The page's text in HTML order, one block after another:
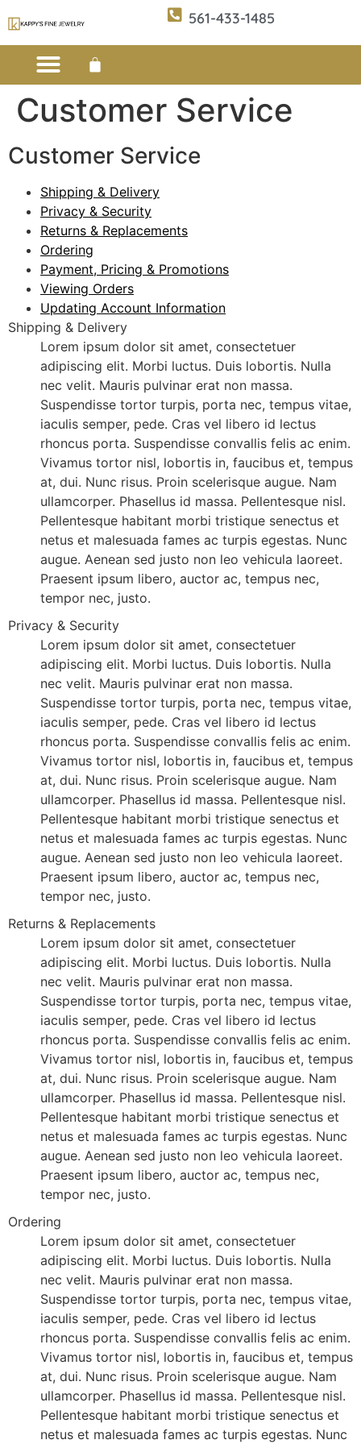
561-433-1485
Customer Service
Customer Service
Shipping & Delivery
Privacy & Security
Returns & Replacements
Ordering
Payment, Pricing & Promotions
Viewing Orders
Updating Account Information
Shipping & Delivery
Lorem ipsum dolor sit amet, consectetuer
adipiscing elit. Morbi luctus. Duis lobortis. Nulla
nec velit. Mauris pulvinar erat non massa.
Suspendisse tortor turpis, porta nec, tempus vitae,
iaculis semper, pede. Cras vel libero id lectus
rhoncus porta. Suspendisse convallis felis ac enim.
Vivamus tortor nisl, lobortis in, faucibus et, tempus
at, dui. Nunc risus. Proin scelerisque augue. Nam
ullamcorper. Phasellus id massa. Pellentesque nisl.
Pellentesque habitant morbi tristique senectus et
netus et malesuada fames ac turpis egestas. Nunc
augue. Aenean sed justo non leo vehicula laoreet.
Praesent ipsum libero, auctor ac, tempus nec,
tempor nec, justo.
Privacy & Security
Lorem ipsum dolor sit amet, consectetuer
adipiscing elit. Morbi luctus. Duis lobortis. Nulla
nec velit. Mauris pulvinar erat non massa.
Suspendisse tortor turpis, porta nec, tempus vitae,
iaculis semper, pede. Cras vel libero id lectus
rhoncus porta. Suspendisse convallis felis ac enim.
Vivamus tortor nisl, lobortis in, faucibus et, tempus
at, dui. Nunc risus. Proin scelerisque augue. Nam
ullamcorper. Phasellus id massa. Pellentesque nisl.
Pellentesque habitant morbi tristique senectus et
netus et malesuada fames ac turpis egestas. Nunc
augue. Aenean sed justo non leo vehicula laoreet.
Praesent ipsum libero, auctor ac, tempus nec,
tempor nec, justo.
Returns & Replacements
Lorem ipsum dolor sit amet, consectetuer
adipiscing elit. Morbi luctus. Duis lobortis. Nulla
nec velit. Mauris pulvinar erat non massa.
Suspendisse tortor turpis, porta nec, tempus vitae,
iaculis semper, pede. Cras vel libero id lectus
rhoncus porta. Suspendisse convallis felis ac enim.
Vivamus tortor nisl, lobortis in, faucibus et, tempus
at, dui. Nunc risus. Proin scelerisque augue. Nam
ullamcorper. Phasellus id massa. Pellentesque nisl.
Pellentesque habitant morbi tristique senectus et
netus et malesuada fames ac turpis egestas. Nunc
augue. Aenean sed justo non leo vehicula laoreet.
Praesent ipsum libero, auctor ac, tempus nec,
tempor nec, justo.
Ordering
Lorem ipsum dolor sit amet, consectetuer
adipiscing elit. Morbi luctus. Duis lobortis. Nulla
nec velit. Mauris pulvinar erat non massa.
Suspendisse tortor turpis, porta nec, tempus vitae,
iaculis semper, pede. Cras vel libero id lectus
rhoncus porta. Suspendisse convallis felis ac enim.
Vivamus tortor nisl, lobortis in, faucibus et, tempus
at, dui. Nunc risus. Proin scelerisque augue. Nam
ullamcorper. Phasellus id massa. Pellentesque nisl.
Pellentesque habitant morbi tristique senectus et
netus et malesuada fames ac turpis egestas. Nunc